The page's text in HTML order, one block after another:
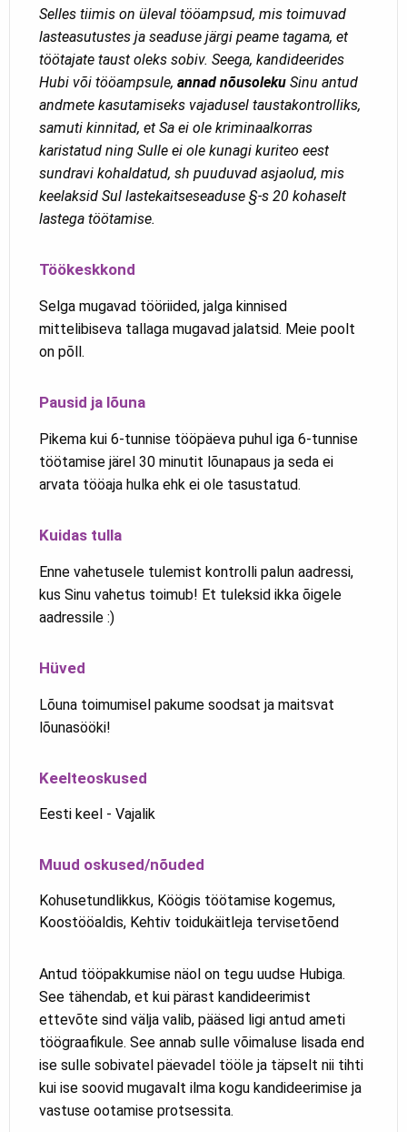
Selles tiimis on üleval tööampsud, mis toimuvad
lasteasutustes ja seaduse järgi peame tagama, et
töötajate taust oleks sobiv. Seega, kandideerides
Hubi või tööampsule, annad nõusoleku Sinu antud
andmete kasutamiseks vajadusel taustakontrolliks,
samuti kinnitad, et Sa ei ole kriminaalkorras
karistatud ning Sulle ei ole kunagi kuriteo eest
sundravi kohaldatud, sh puuduvad asjaolud, mis
keelaksid Sul lastekaitseseaduse §-s 20 kohaselt
lastega töötamise.
Töökeskkond
Selga mugavad tööriided, jalga kinnised
mittelibiseva tallaga mugavad jalatsid. Meie poolt
on põll.
Pausid ja lõuna
Pikema kui 6-tunnise tööpäeva puhul iga 6-tunnise
töötamise järel 30 minutit lõunapaus ja seda ei
arvata tööaja hulka ehk ei ole tasustatud.
Kuidas tulla
Enne vahetusele tulemist kontrolli palun aadressi,
kus Sinu vahetus toimub! Et tuleksid ikka õigele
aadressile :)
Hüved
Lõuna toimumisel pakume soodsat ja maitsvat
lõunasööki!
Keelteoskused
Eesti keel - Vajalik
Muud oskused/nõuded
Kohusetundlikkus, Köögis töötamise kogemus,
Koostööaldis, Kehtiv toidukäitleja tervisetõend
Antud tööpakkumise näol on tegu uudse Hubiga.
See tähendab, et kui pärast kandideerimist
ettevõte sind välja valib, pääsed ligi antud ameti
töögraafikule. See annab sulle võimaluse lisada end
ise sulle sobivatel päevadel tööle ja täpselt nii tihti
kui ise soovid mugavalt ilma kogu kandideerimise ja
vastuse ootamise protsessita.